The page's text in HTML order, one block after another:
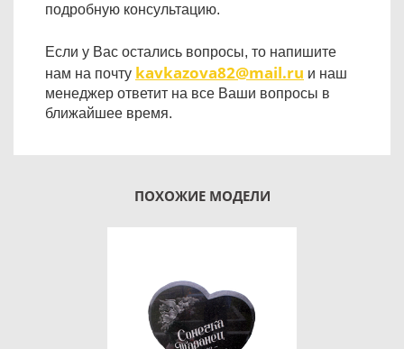
подробную консультацию.
Если у Вас остались вопросы, то напишите
нам на почту kavkazova82@mail.ru и наш
менеджер ответит на все Ваши вопросы в
ближайшее время.
ПОХОЖИЕ МОДЕЛИ